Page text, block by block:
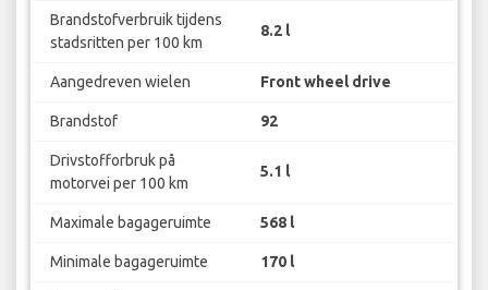
Brandstofverbruik tijdens
stadsritten per 100 km
8.2 l
Aangedreven wielen Front wheel drive
Brandstof 92
Drivstofforbruk på
motorvei per 100 km
5.1 l
Maximale bagageruimte 568 l
Minimale bagageruimte 170 l